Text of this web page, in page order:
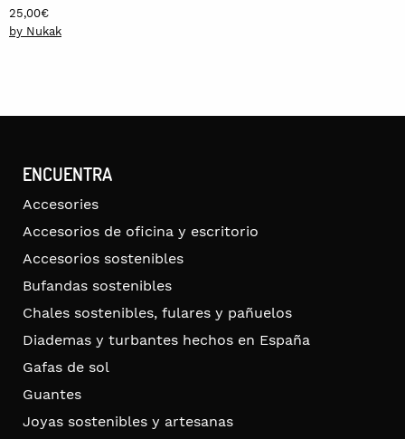
25,00€
by Nukak
ENCUENTRA
Accesories
Accesorios de oficina y escritorio
Accesorios sostenibles
Bufandas sostenibles
Chales sostenibles, fulares y pañuelos
Diademas y turbantes hechos en España
Gafas de sol
Guantes
Joyas sostenibles y artesanas